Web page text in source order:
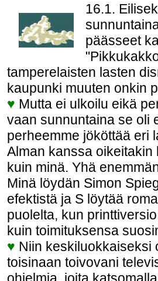
16.1.
päässeet
tamperelaisten lasten
kaupunki muuten onkin
♥ Mutta ei ulkoilu eikä
vaan sunnuntaina se oli
perheemme jököttää eri
Alman kanssa
kuin minä. Yhä
Minä löydän Simon
efektistä ja S löytää
puolelta, kun
kuin toimituksensa
♥ Niin keskiluokkaiseksi
toisinaan toivovani
ohjelmia, joita